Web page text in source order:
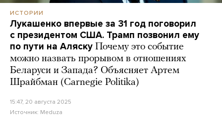
ИСТОРИИ
Лукашенко впервые за 31 год поговорил
с президентом США. Трамп позвонил ему
по пути на Аляску Почему это событие
можно назвать прорывом в отношениях
Беларуси и Запада? Объясняет Артем
Шрайбман (Carnegie Politika)
15:47, 20 августа 2025
Источник: Meduza